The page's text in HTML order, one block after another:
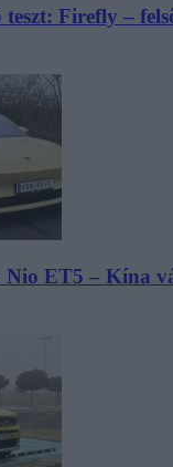
Firefly –
Nio ET5 – Kína